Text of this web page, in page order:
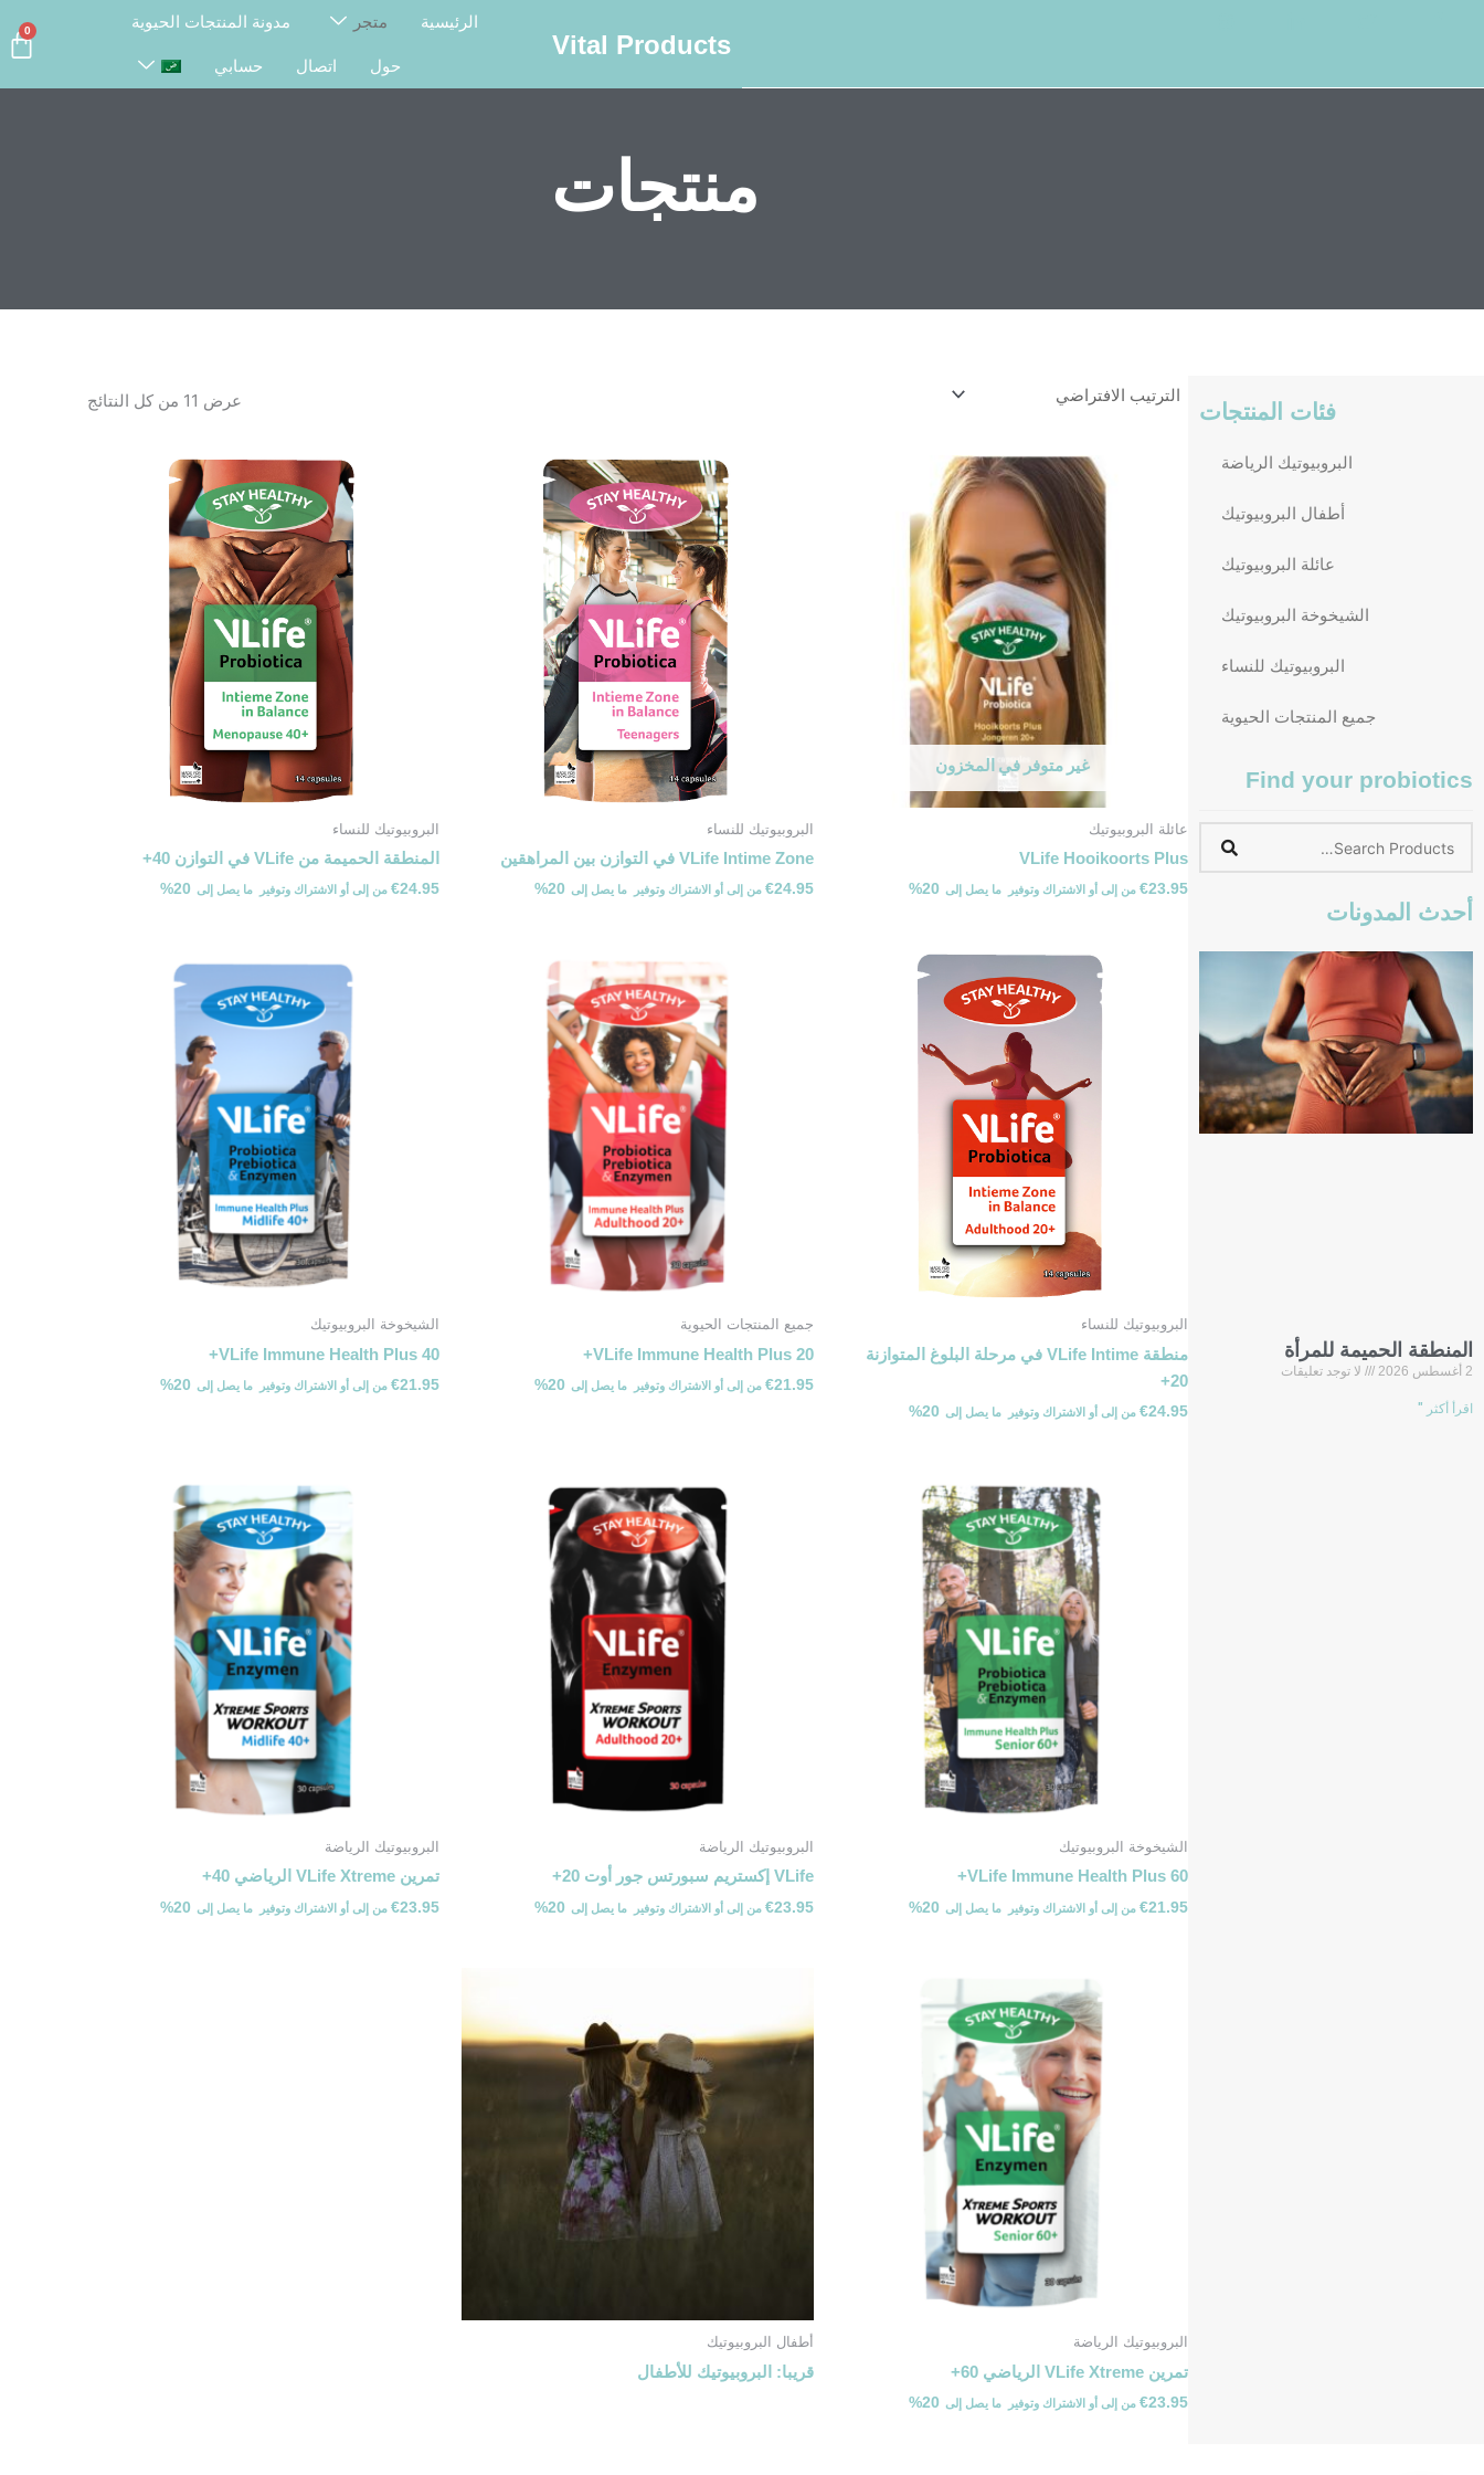
Vital Products
الرئيسية متجر مدونة المنتجات الحيوية
حول اتصال حسابي
0
منتجات
فئات المنتجات
البروبيوتيك الرياضة
أطفال البروبيوتيك
عائلة البروبيوتيك
الشيخوخة البروبيوتيك
البروبيوتيك للنساء
جميع المنتجات الحيوية
Find your probiotics
أحدث المدونات
المنطقة الحميمة للمرأة
2 أغسطس 2026 لا توجد تعليقات
اقرأ أكثر "
عرض ⁦11⁩ من كل النتائج
غير متوفر في المخزون
عائلة البروبيوتيك
VLife Hooikoorts Plus
€23.95 من إلى أو الاشتراك وتوفير ⁦ما يصل إلى ⁩ 20%
البروبيوتيك للنساء
VLife Intime Zone في التوازن بين المراهقين
€24.95 من إلى أو الاشتراك وتوفير ⁦ما يصل إلى ⁩ 20%
البروبيوتيك للنساء
المنطقة الحميمة من VLife في التوازن 40+
€24.95 من إلى أو الاشتراك وتوفير ⁦ما يصل إلى ⁩ 20%
البروبيوتيك للنساء
منطقة VLife Intime في مرحلة البلوغ المتوازنة
20+
€24.95 من إلى أو الاشتراك وتوفير ⁦ما يصل إلى ⁩ 20%
جميع المنتجات الحيوية
VLife Immune Health Plus 20+
€21.95 من إلى أو الاشتراك وتوفير ⁦ما يصل إلى ⁩ 20%
الشيخوخة البروبيوتيك
VLife Immune Health Plus 40+
€21.95 من إلى أو الاشتراك وتوفير ⁦ما يصل إلى ⁩ 20%
الشيخوخة البروبيوتيك
VLife Immune Health Plus 60+
€21.95 من إلى أو الاشتراك وتوفير ⁦ما يصل إلى ⁩ 20%
البروبيوتيك الرياضة
VLife إكستريم سبورتس جور أوت 20+
€23.95 من إلى أو الاشتراك وتوفير ⁦ما يصل إلى ⁩ 20%
البروبيوتيك الرياضة
تمرين VLife Xtreme الرياضي 40+
€23.95 من إلى أو الاشتراك وتوفير ⁦ما يصل إلى ⁩ 20%
البروبيوتيك الرياضة
تمرين VLife Xtreme الرياضي 60+
€23.95 من إلى أو الاشتراك وتوفير ⁦ما يصل إلى ⁩ 20%
أطفال البروبيوتيك
قريبا: البروبيوتيك للأطفال